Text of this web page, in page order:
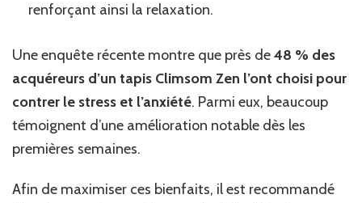
renforçant ainsi la relaxation.
Une enquête récente montre que près de48 % des
acquéreurs d’un tapis Climsom Zen l’ont choisi pour
contrer le stress et l’anxiété. Parmi eux, beaucoup
témoignent d’une amélioration notable dès les
premières semaines.
Afin de maximiser ces bienfaits, il est recommandé